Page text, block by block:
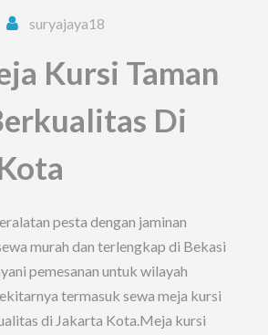
suryajaya18
Kursi Taman
Di
pesta dengan jaminan
murah dan terlengkap di Bekasi
pemesanan untuk wilayah
termasuk sewa meja kursi
di Jakarta Kota.Meja kursi